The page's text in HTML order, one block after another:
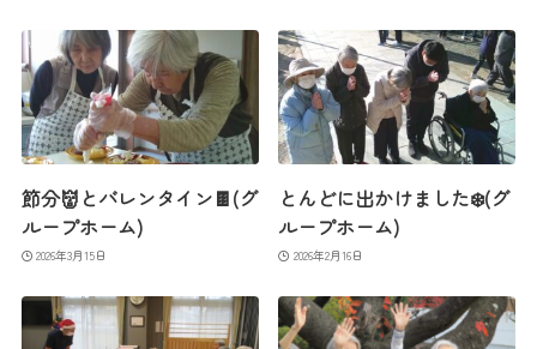
節分👹とバレンタイン🍫(グ
ループホーム)
2026年3月15日
とんどに出かけました❄️(グ
ループホーム)
2026年2月16日